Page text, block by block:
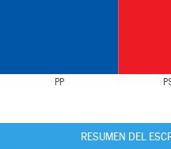
PP
RESUMEN DEL